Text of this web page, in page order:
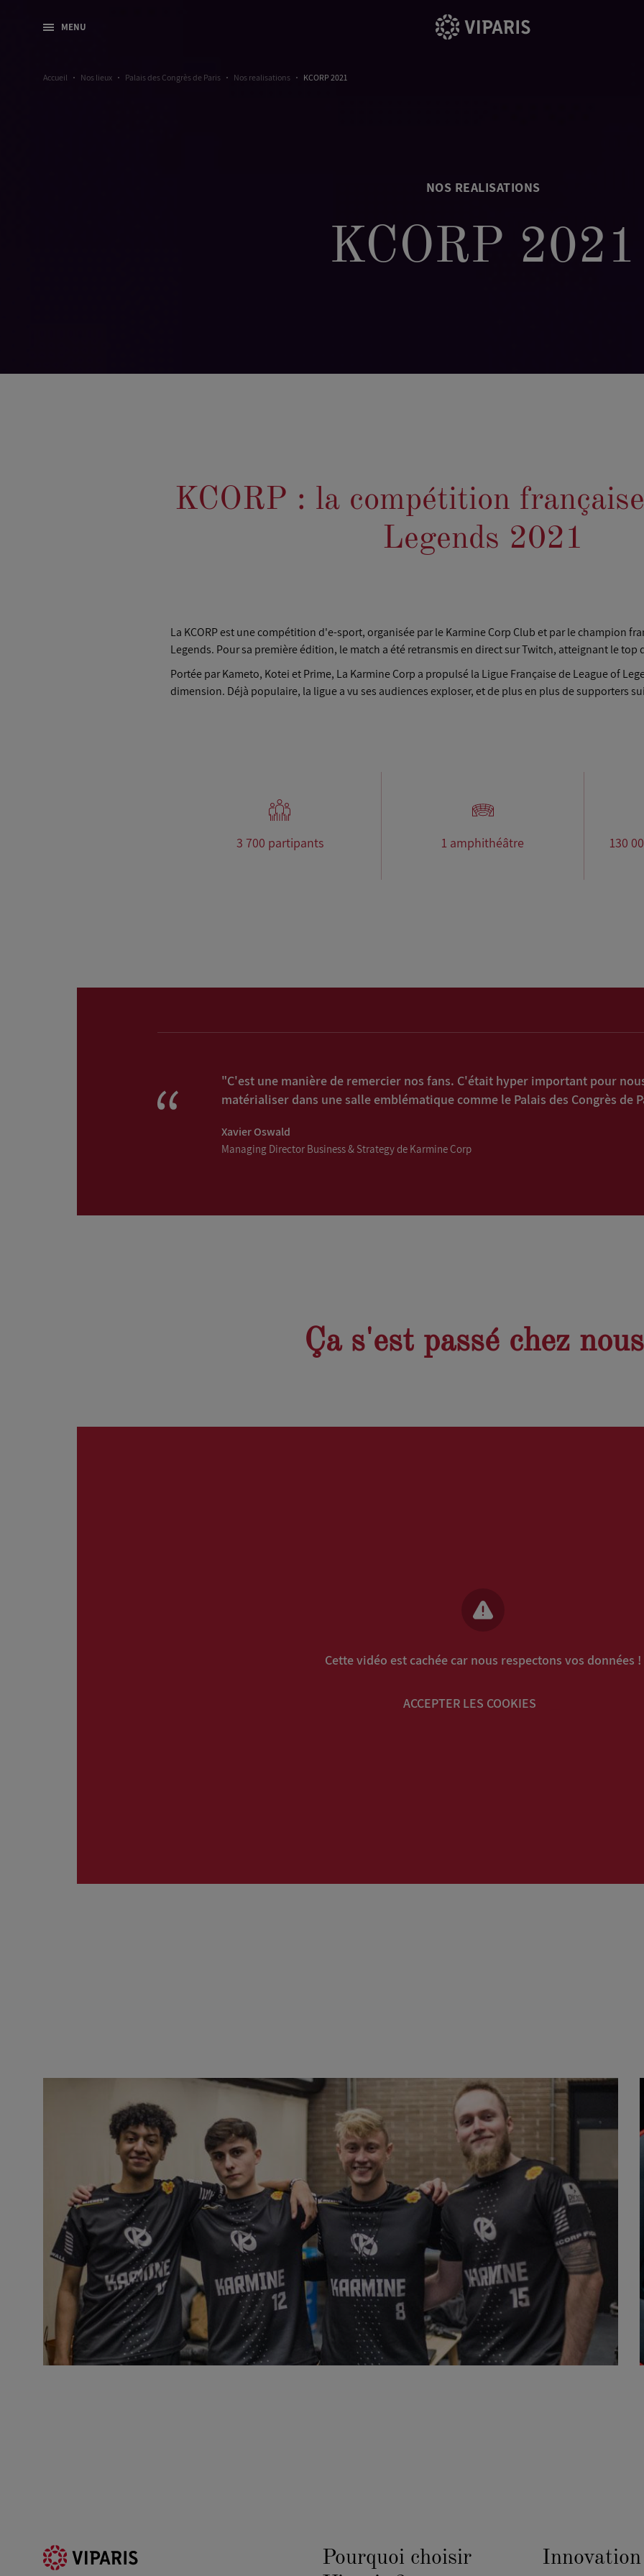
MENU
Accueil Nos lieux Palais des Congrès de Paris Nos realisations KCORP 2021
NOS REALISATIONS
KCORP 2021
KCORP : la compétition
Legends 2021
La KCORP est une compétition d'e-sport, organisée par le Karmine Corp Club et par le champion
Legends. Pour sa première édition, le match a été retransmis en direct sur Twitch, atteignant le top
Portée par Kameto, Kotei et Prime, La Karmine Corp a propulsé la Ligue Française de League of
dimension. Déjà populaire, la ligue a vu ses audiences exploser, et de plus en plus de supporters
3 700 partipants 1 amphithéâtre 130
"C'est une manière de remercier nos fans. C'était hyper important pour
matérialiser dans une salle emblématique comme le Palais des Congrès de
Xavier Oswald
Managing Director Business & Strategy de Karmine Corp
Ça s'est passé chez
Cette vidéo est cachée car nous respectons vos données !
ACCEPTER LES COOKIES
Pourquoi choisir
Innovation